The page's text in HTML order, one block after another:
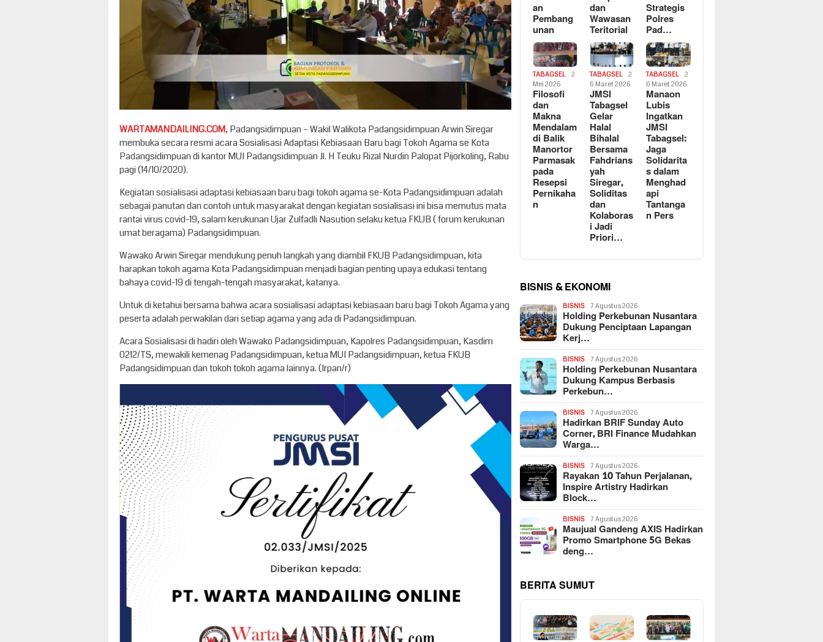
WARTAMANDAILING.COM, Padangsidimpuan – Wakil Walikota Padangsidimpuan Arwin Siregar
membuka secara resmi acara Sosialisasi Adaptasi Kebiasaan Baru bagi Tokoh Agama se Kota
Padangsidimpuan di kantor MUI Padangsidimpuan Jl. H Teuku Rizal Nurdin Palopat Pijorkoling, Rabu
pagi (14/10/2020).
Kegiatan sosialisasi adaptasi kebiasaan baru bagi tokoh agama se-Kota Padangsidimpuan adalah
sebagai panutan dan contoh untuk masyarakat dengan kegiatan sosialisasi ini bisa memutus mata
rantai virus covid-19, salam kerukunan Ujar Zulfadli Nasution selaku ketua FKUB ( forum kerukunan
umat beragama) Padangsidimpuan.
Wawako Arwin Siregar mendukung penuh langkah yang diambil FKUB Padangsidimpuan, kita
harapkan tokoh agama Kota Padangsidimpuan menjadi bagian penting upaya edukasi tentang
bahaya covid-19 di tengah-tengah masyarakat, katanya.
Untuk di ketahui bersama bahwa acara sosialisasi adaptasi kebiasaan baru bagi Tokoh Agama yang
peserta adalah perwakilan dari setiap agama yang ada di Padangsidimpuan.
Acara Sosialisasi di hadiri oleh Wawako Padangsidimpuan, Kapolres Padangsidimpuan, Kasdim
0212/TS, mewakili kemenag Padangsidimpuan, ketua MUI Padangsidimpuan, ketua FKUB
Padangsidimpuan dan tokoh tokoh agama lainnya. (Irpan/r)
an
Pembang
unan
dan
Wawasan
Teritorial
Strategis
Polres
Pad…
TABAGSEL
2
Mei 2026
Filosofi
dan
Makna
Mendalam
di Balik
Manortor
Parmasak
pada
Resepsi
Pernikaha
n
TABAGSEL
2
6 Maret 2026
JMSI
Tabagsel
Gelar
Halal
Bihalal
Bersama
Fahdrians
yah
Siregar,
Soliditas
dan
Kolaboras
i Jadi
Priori…
TABAGSEL
2
6 Maret 2026
Manaon
Lubis
Ingatkan
JMSI
Tabagsel:
Jaga
Solidarita
s dalam
Menghad
api
Tantanga
n Pers
BISNIS & EKONOMI
BISNIS 7 Agustus 2026
Holding Perkebunan Nusantara
Dukung Penciptaan Lapangan
Kerj…
BISNIS 7 Agustus 2026
Holding Perkebunan Nusantara
Dukung Kampus Berbasis
Perkebun…
BISNIS 7 Agustus 2026
Hadirkan BRIF Sunday Auto
Corner, BRI Finance Mudahkan
Warga…
BISNIS 7 Agustus 2026
Rayakan 10 Tahun Perjalanan,
Inspire Artistry Hadirkan
Block…
BISNIS 7 Agustus 2026
Maujual Gandeng AXIS Hadirkan
Promo Smartphone 5G Bekas
deng…
BERITA SUMUT